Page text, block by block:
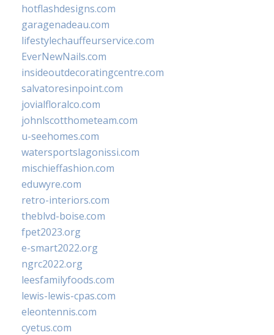
hotflashdesigns.com
garagenadeau.com
lifestylechauffeurservice.com
EverNewNails.com
insideoutdecoratingcentre.com
salvatoresinpoint.com
jovialfloralco.com
johnlscotthometeam.com
u-seehomes.com
watersportslagonissi.com
mischieffashion.com
eduwyre.com
retro-interiors.com
theblvd-boise.com
fpet2023.org
e-smart2022.org
ngrc2022.org
leesfamilyfoods.com
lewis-lewis-cpas.com
eleontennis.com
cyetus.com